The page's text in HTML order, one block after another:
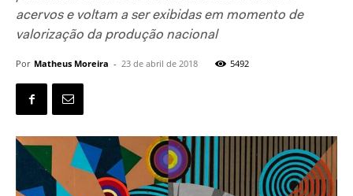
acervos e voltam a ser exibidas em momento de
valorização da produção nacional
Por Matheus Moreira - 23 de abril de 2018 5492